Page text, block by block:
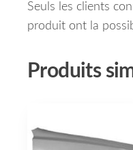
Seuls les clients
produit ont la
Produits